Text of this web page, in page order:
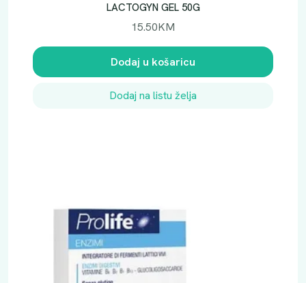
LACTOGYN GEL 50G
15.50KM
Dodaj u košaricu
Dodaj na listu želja